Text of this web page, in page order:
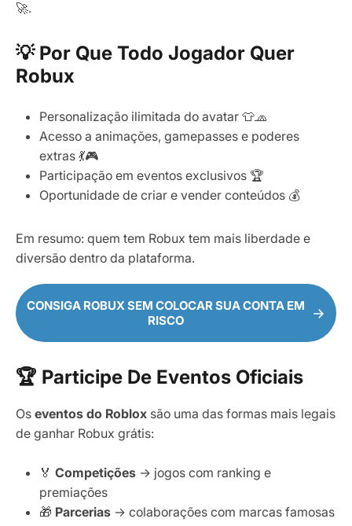
🚀.
💡 Por Que Todo Jogador Quer
Robux
Personalização ilimitada do avatar 👕🧢
Acesso a animações, gamepasses e poderes
extras 💃🎮
Participação em eventos exclusivos 🏆
Oportunidade de criar e vender conteúdos 💰
Em resumo: quem tem Robux tem mais liberdade e
diversão dentro da plataforma.
CONSIGA ROBUX SEM COLOCAR SUA CONTA EM
RISCO
🏆 Participe De Eventos Oficiais
Os eventos do Roblox são uma das formas mais legais
de ganhar Robux grátis:
🏅 Competições → jogos com ranking e
premiações
🎁 Parcerias → colaborações com marcas famosas